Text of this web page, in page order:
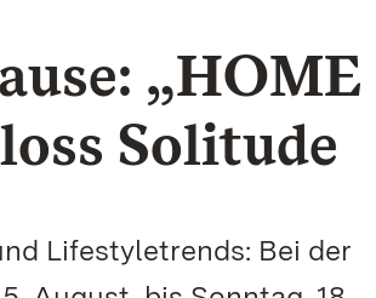
Solitude
Lifestyletrends: Bei der